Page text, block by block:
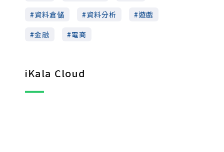
資料倉儲
資料分析
遊戲
金融
電商
iKala Cloud